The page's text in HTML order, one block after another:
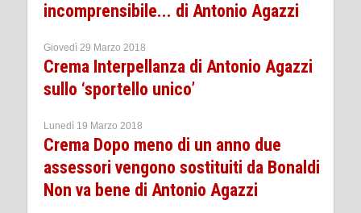
incomprensibile... di Antonio Agazzi
Giovedì 29 Marzo 2018
Crema Interpellanza di Antonio Agazzi
sullo ‘sportello unico’
Lunedì 19 Marzo 2018
Crema Dopo meno di un anno due
assessori vengono sostituiti da Bonaldi
Non va bene di Antonio Agazzi